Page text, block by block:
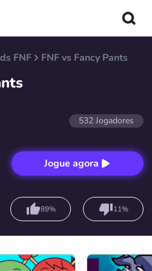
FNF FNF vs Fancy Pants
532 Jogadores
Jogue agora
89% 11%